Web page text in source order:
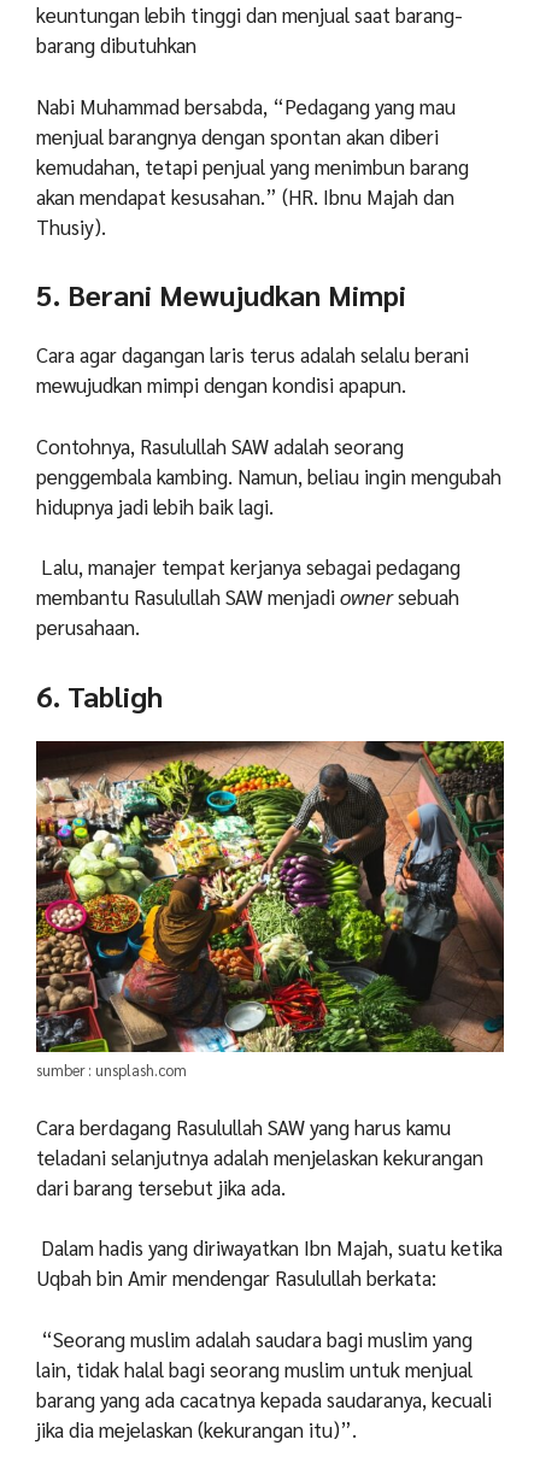
keuntungan lebih tinggi dan menjual saat barang-
barang dibutuhkan
Nabi Muhammad bersabda, “Pedagang yang mau
menjual barangnya dengan spontan akan diberi
kemudahan, tetapi penjual yang menimbun barang
akan mendapat kesusahan.” (HR. Ibnu Majah dan
Thusiy).
5. Berani Mewujudkan Mimpi
Cara agar dagangan laris terus adalah selalu berani
mewujudkan mimpi dengan kondisi apapun.
Contohnya, Rasulullah SAW adalah seorang
penggembala kambing. Namun, beliau ingin mengubah
hidupnya jadi lebih baik lagi.
Lalu, manajer tempat kerjanya sebagai pedagang
membantu Rasulullah SAW menjadiownersebuah
perusahaan.
6. Tabligh
sumber : unsplash.com
Cara berdagang Rasulullah SAW yang harus kamu
teladani selanjutnya adalah menjelaskan kekurangan
dari barang tersebut jika ada.
Dalam hadis yang diriwayatkan Ibn Majah, suatu ketika
Uqbah bin Amir mendengar Rasulullah berkata:
“Seorang muslim adalah saudara bagi muslim yang
lain, tidak halal bagi seorang muslim untuk menjual
barang yang ada cacatnya kepada saudaranya, kecuali
jika dia mejelaskan (kekurangan itu)”.